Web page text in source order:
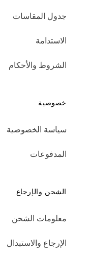
جدول المقاسات
الاستدامة
الشروط والأحكام
خصوصية
سياسة الخصوصية
المدفوعات
الشحن والإرجاع
معلومات الشحن
الإرجاع والاستبدال